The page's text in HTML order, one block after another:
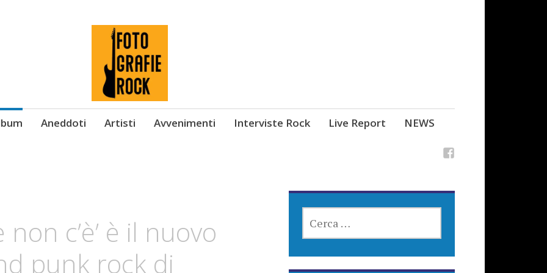
Aneddoti Artisti Avvenimenti Interviste Rock Live Report NEWS
non c’è’ è il nuovo
punk rock di
PER: